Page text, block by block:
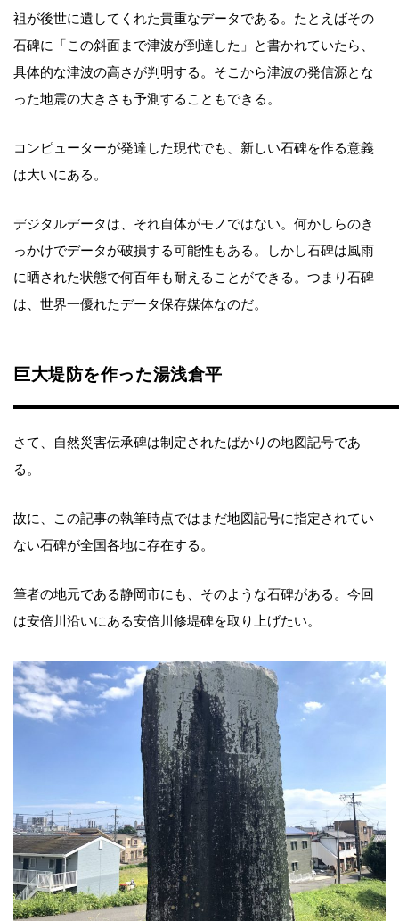
祖が後世に遺してくれた貴重なデータである。たとえばその
石碑に「この斜面まで津波が到達した」と書かれていたら、
具体的な津波の高さが判明する。そこから津波の発信源とな
った地震の大きさも予測することもできる。
コンピューターが発達した現代でも、新しい石碑を作る意義
は大いにある。
デジタルデータは、それ自体がモノではない。何かしらのき
っかけでデータが破損する可能性もある。しかし石碑は風雨
に晒された状態で何百年も耐えることができる。つまり石碑
は、世界一優れたデータ保存媒体なのだ。
巨大堤防を作った湯浅倉平
さて、自然災害伝承碑は制定されたばかりの地図記号であ
る。
故に、この記事の執筆時点ではまだ地図記号に指定されてい
ない石碑が全国各地に存在する。
筆者の地元である静岡市にも、そのような石碑がある。今回
は安倍川沿いにある安倍川修堤碑を取り上げたい。